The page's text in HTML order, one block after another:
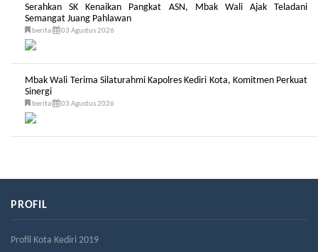
Serahkan SK Kenaikan Pangkat ASN, Mbak Wali Ajak Teladani
Semangat Juang Pahlawan
berita 03 Agustus 2026
Mbak Wali Terima Silaturahmi Kapolres Kediri Kota, Komitmen Perkuat
Sinergi
berita 03 Agustus 2026
PROFIL
Profil Kota Kediri 2019